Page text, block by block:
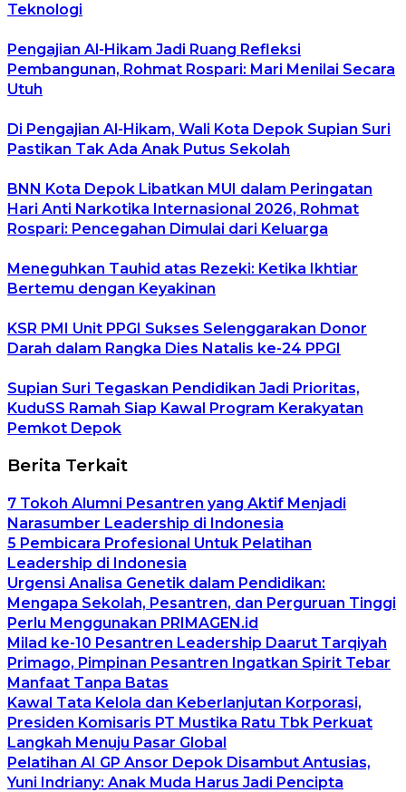
Teknologi
Pengajian Al-Hikam Jadi Ruang Refleksi
Pembangunan, Rohmat Rospari: Mari Menilai Secara
Utuh
Di Pengajian Al-Hikam, Wali Kota Depok Supian Suri
Pastikan Tak Ada Anak Putus Sekolah
BNN Kota Depok Libatkan MUI dalam Peringatan
Hari Anti Narkotika Internasional 2026, Rohmat
Rospari: Pencegahan Dimulai dari Keluarga
Meneguhkan Tauhid atas Rezeki: Ketika Ikhtiar
Bertemu dengan Keyakinan
KSR PMI Unit PPGI Sukses Selenggarakan Donor
Darah dalam Rangka Dies Natalis ke-24 PPGI
Supian Suri Tegaskan Pendidikan Jadi Prioritas,
KuduSS Ramah Siap Kawal Program Kerakyatan
Pemkot Depok
Berita Terkait
7 Tokoh Alumni Pesantren yang Aktif Menjadi
Narasumber Leadership di Indonesia
5 Pembicara Profesional Untuk Pelatihan
Leadership di Indonesia
Urgensi Analisa Genetik dalam Pendidikan:
Mengapa Sekolah, Pesantren, dan Perguruan Tinggi
Perlu Menggunakan PRIMAGEN.id
Milad ke-10 Pesantren Leadership Daarut Tarqiyah
Primago, Pimpinan Pesantren Ingatkan Spirit Tebar
Manfaat Tanpa Batas
Kawal Tata Kelola dan Keberlanjutan Korporasi,
Presiden Komisaris PT Mustika Ratu Tbk Perkuat
Langkah Menuju Pasar Global
Pelatihan AI GP Ansor Depok Disambut Antusias,
Yuni Indriany: Anak Muda Harus Jadi Pencipta